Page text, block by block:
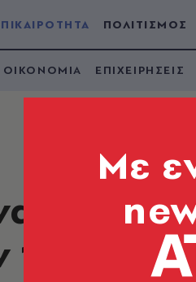
ΠΟΛΙΤΙΣΜΟΣ
ΟΙΚΟΝΟΜΙΑ ΕΠΙΧΕΙΡΗΣΕΙΣ
βλέμμα
16χρονο
Mε